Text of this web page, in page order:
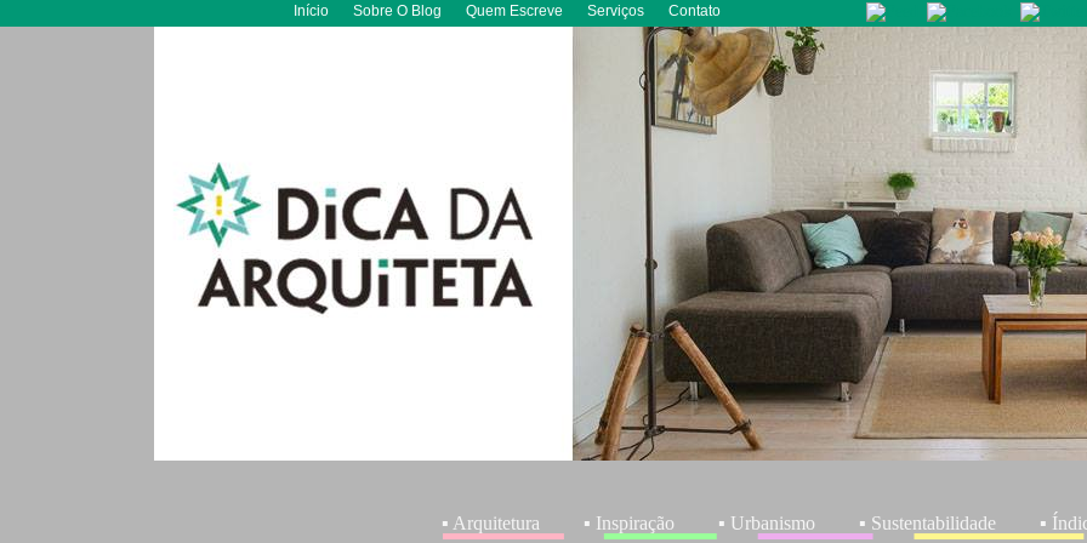
Início Sobre O Blog Quem Escreve Serviços Contato
▪ Arquitetura ▪ Inspiração ▪ Urbanismo ▪ Sustentabilidade ▪